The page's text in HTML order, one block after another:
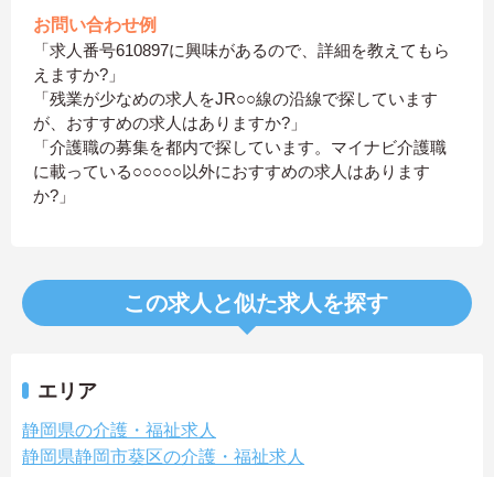
お問い合わせ例
「求人番号610897に興味があるので、詳細を教えてもら
えますか?」
「残業が少なめの求人をJR○○線の沿線で探しています
が、おすすめの求人はありますか?」
「介護職の募集を都内で探しています。マイナビ介護職
に載っている○○○○○以外におすすめの求人はあります
か?」
この求人と似た求人を探す
エリア
静岡県の介護・福祉求人
静岡県静岡市葵区の介護・福祉求人